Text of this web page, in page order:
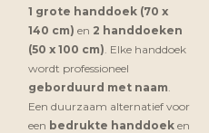
1 grote handdoek (70 x
140 cm) en 2 handdoeken
(50 x 100 cm). Elke handdoek
wordt professioneel
geborduurd met naam.
Een duurzaam alternatief voor
een bedrukte handdoek en